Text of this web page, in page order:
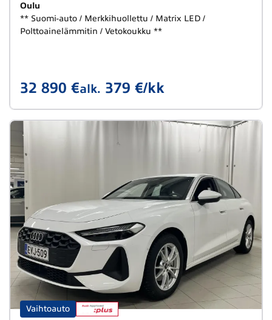
Oulu
** Suomi-auto / Merkkihuollettu / Matrix LED /
Polttoainelämmitin / Vetokoukku **
32 890 €alk. 379 €/kk
Vaihtoauto